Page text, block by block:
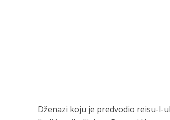
Dženazi koju je predvodio reisu-l-